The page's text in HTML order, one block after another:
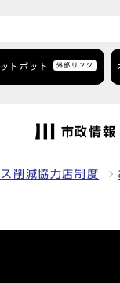
トボット 外部リンク
市政情報
削減協力店制度